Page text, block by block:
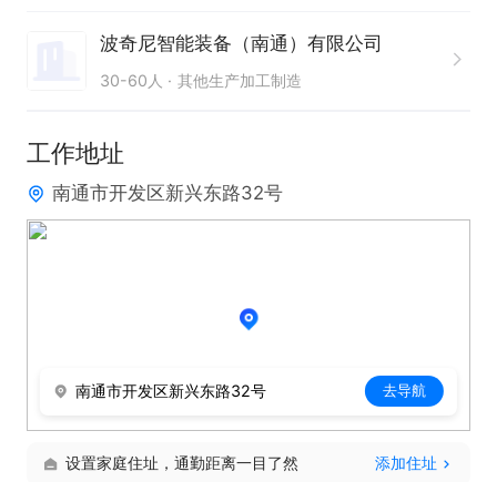
3. 定期盘点库存，及时上报差异情况
周一至周六8:00-12:00，13:30-17:30
只需两步，轻松找工作：1、先点击投简历；2、再打
波奇尼智能装备（南通）有限公司
30-60人 其他生产加工制造
工作地址
南通市开发区新兴东路32号
南通市开发区新兴东路32号 去导航
设置家庭住址，通勤距离一目了然 添加住址